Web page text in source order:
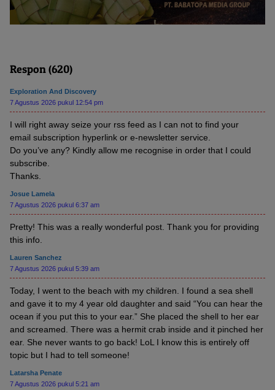
Respon (620)
Exploration And Discovery
7 Agustus 2026 pukul 12:54 pm
I will right away seize your rss feed as I can not to find your
email subscription hyperlink or e-newsletter service.
Do you’ve any? Kindly allow me recognise in order that I could
subscribe.
Thanks.
Josue Lamela
7 Agustus 2026 pukul 6:37 am
Pretty! This was a really wonderful post. Thank you for providing
this info.
Lauren Sanchez
7 Agustus 2026 pukul 5:39 am
Today, I went to the beach with my children. I found a sea shell
and gave it to my 4 year old daughter and said “You can hear the
ocean if you put this to your ear.” She placed the shell to her ear
and screamed. There was a hermit crab inside and it pinched her
ear. She never wants to go back! LoL I know this is entirely off
topic but I had to tell someone!
Latarsha Penate
7 Agustus 2026 pukul 5:21 am